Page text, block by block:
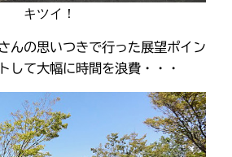
キツイ！
んの思いつきで行った展望ポイン
して大幅に時間を浪費・・・